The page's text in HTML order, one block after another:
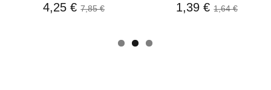
5,59 €
0,81 €